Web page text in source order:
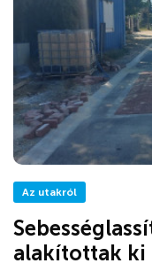
Az utakról
alakítottak ki